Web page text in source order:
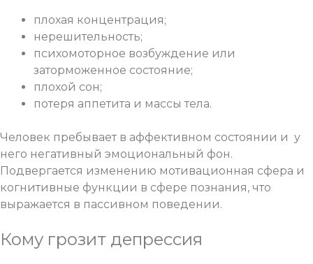
плохая концентрация;
нерешительность;
психомоторное возбуждение или
заторможенное состояние;
плохой сон;
потеря аппетита и массы тела.
Человек пребывает в аффективном состоянии и у
него негативный эмоциональный фон.
Подвергается изменению мотивационная сфера и
когнитивные функции в сфере познания, что
выражается в пассивном поведении.
Кому грозит депрессия